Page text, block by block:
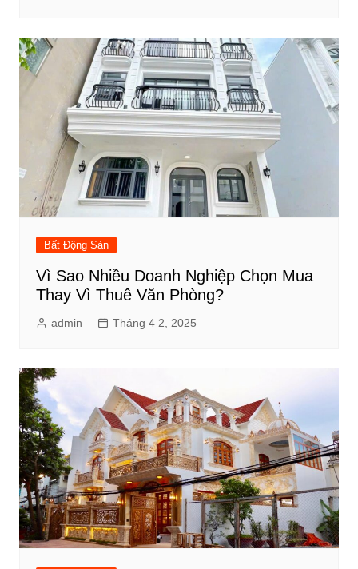
Bất Động Sản
Vì Sao Nhiều Doanh Nghiệp Chọn Mua
Thay Vì Thuê Văn Phòng?
admin Tháng 4 2, 2025